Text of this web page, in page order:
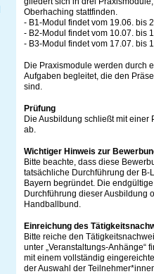
Oberhaching stattfinden.
- B1-Modul findet vom 19.06. bis
- B2-Modul findet vom 10.07. bis
- B3-Modul findet vom 17.07. bis
Die Praxismodule werden durch
Aufgaben begleitet, die den
sind.
Prüfung
Die Ausbildung schließt mit einer
ab.
Wichtiger Hinweis zur
Bitte beachte, dass diese
tatsächliche Durchführung der
Bayern begründet. Die
Durchführung dieser Ausbildung
Handballbund.
Einreichung des
Bitte reiche den
unter „Veranstaltungs-Anhänge“
mit einem vollständig
der Auswahl der